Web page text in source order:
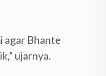
agar Bhante
ujarnya.